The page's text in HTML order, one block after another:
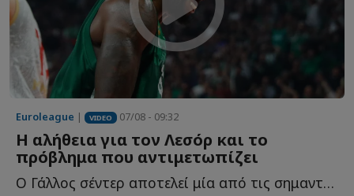
Euroleague | VIDEO 07/08 - 09:32
Η αλήθεια για τον Λεσόρ και το
πρόβλημα που αντιμετωπίζει
Ο Γάλλος σέντερ αποτελεί μία από τις σημαντικότερες μ...